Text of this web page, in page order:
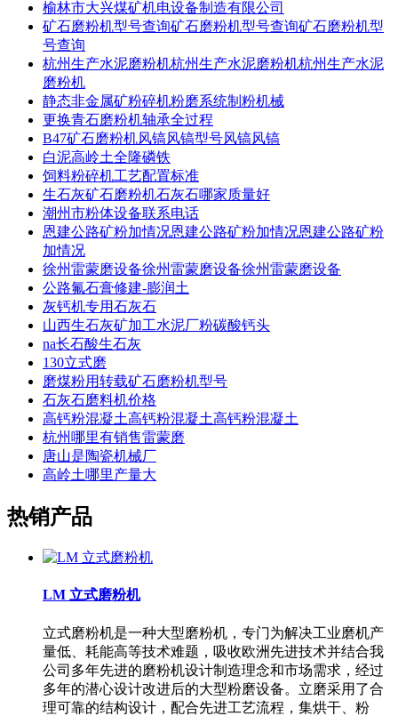
榆林市大兴煤矿机电设备制造有限公司
矿石磨粉机型号查询矿石磨粉机型号查询矿石磨粉机型
号查询
杭州生产水泥磨粉机杭州生产水泥磨粉机杭州生产水泥
磨粉机
静态非金属矿粉碎机粉磨系统制粉机械
更换青石磨粉机轴承全过程
B47矿石磨粉机风镐风镐型号风镐风镐
白泥高岭土全隆磷铁
饲料粉碎机工艺配置标准
生石灰矿石磨粉机石灰石哪家质量好
潮州市粉体设备联系电话
恩建公路矿粉加情况恩建公路矿粉加情况恩建公路矿粉
加情况
徐州雷蒙磨设备徐州雷蒙磨设备徐州雷蒙磨设备
公路氟石膏修建-膨润土
灰钙机专用石灰石
山西生石灰矿加工水泥厂粉碳酸钙头
na长石酸生石灰
130立式磨
磨煤粉用转载矿石磨粉机型号
石灰石磨料机价格
高钙粉混凝土高钙粉混凝土高钙粉混凝土
杭州哪里有销售雷蒙磨
唐山是陶瓷机械厂
高岭土哪里产量大
热销产品
LM 立式磨粉机
立式磨粉机是一种大型磨粉机，专门为解决工业磨机产
量低、耗能高等技术难题，吸收欧洲先进技术并结合我
公司多年先进的磨粉机设计制造理念和市场需求，经过
多年的潜心设计改进后的大型粉磨设备。立磨采用了合
理可靠的结构设计，配合先进工艺流程，集烘干、粉